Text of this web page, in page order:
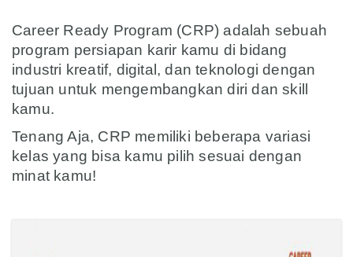
Career Ready Program (CRP) adalah sebuah
program persiapan karir kamu di bidang
industri kreatif, digital, dan teknologi dengan
tujuan untuk mengembangkan diri dan skill
kamu.
Tenang Aja, CRP memiliki beberapa variasi
kelas yang bisa kamu pilih sesuai dengan
minat kamu!